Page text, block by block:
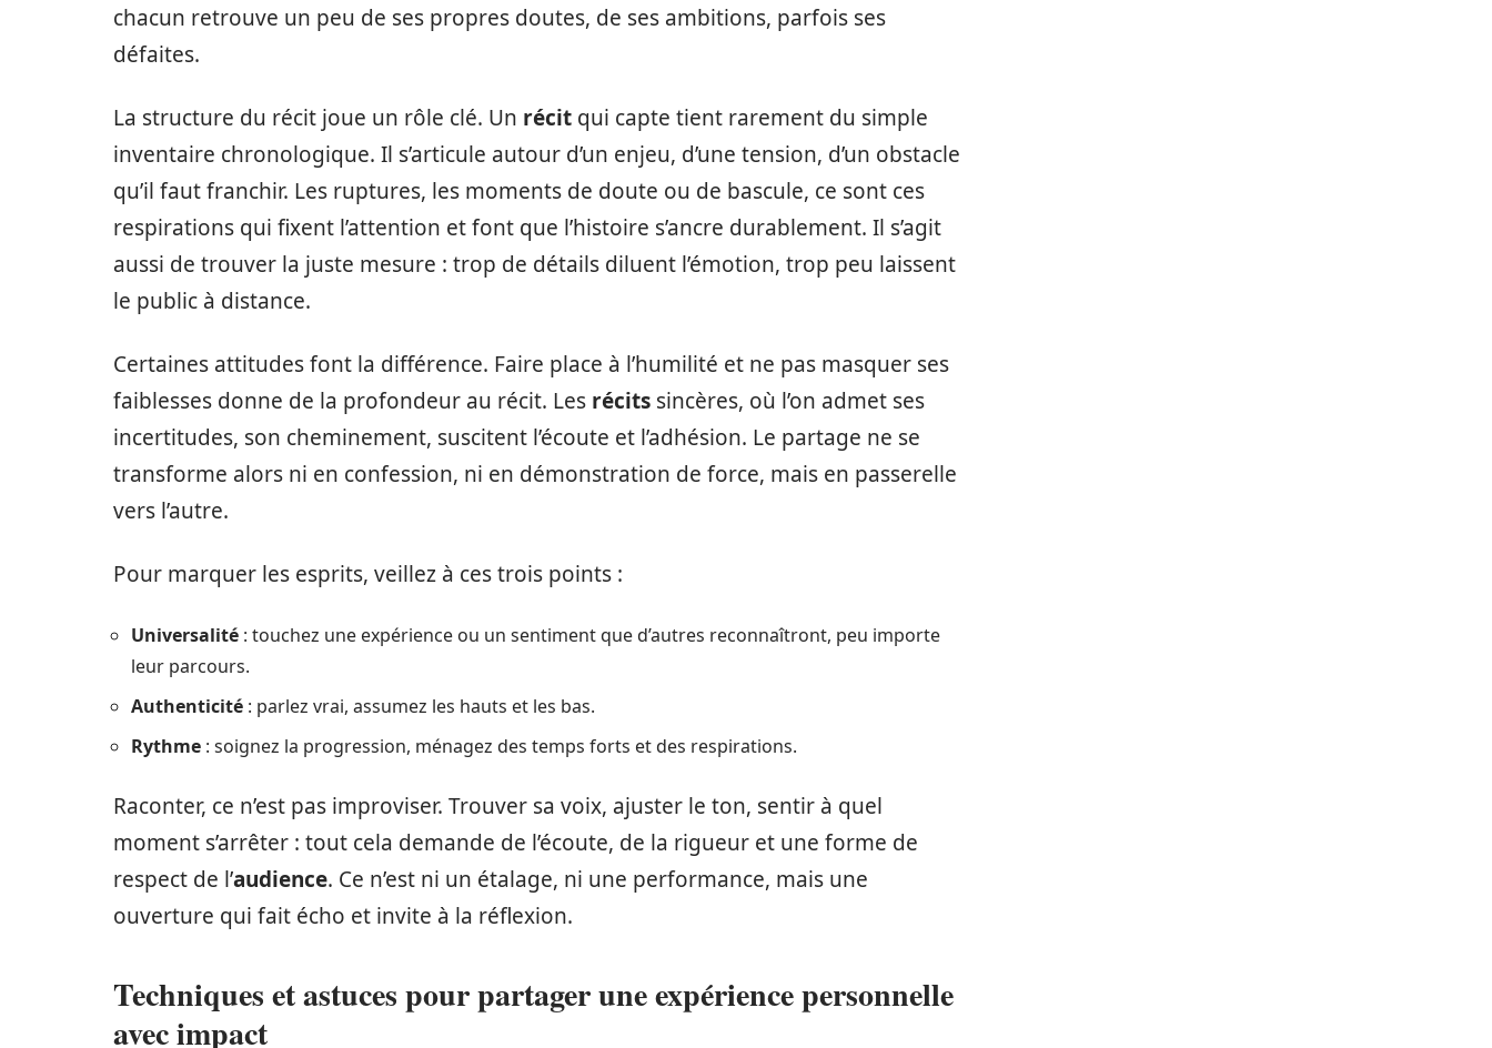
chacun retrouve un peu de ses propres doutes, de ses ambitions, parfois ses
défaites.
La structure du récit joue un rôle clé. Un récit qui capte tient rarement du simple
inventaire chronologique. Il s’articule autour d’un enjeu, d’une tension, d’un obstacle
qu’il faut franchir. Les ruptures, les moments de doute ou de bascule, ce sont ces
respirations qui fixent l’attention et font que l’histoire s’ancre durablement. Il s’agit
aussi de trouver la juste mesure : trop de détails diluent l’émotion, trop peu laissent
le public à distance.
Certaines attitudes font la différence. Faire place à l’humilité et ne pas masquer ses
faiblesses donne de la profondeur au récit. Les récits sincères, où l’on admet ses
incertitudes, son cheminement, suscitent l’écoute et l’adhésion. Le partage ne se
transforme alors ni en confession, ni en démonstration de force, mais en passerelle
vers l’autre.
Pour marquer les esprits, veillez à ces trois points :
Universalité : touchez une expérience ou un sentiment que d’autres reconnaîtront, peu importe
leur parcours.
Authenticité : parlez vrai, assumez les hauts et les bas.
Rythme : soignez la progression, ménagez des temps forts et des respirations.
Raconter, ce n’est pas improviser. Trouver sa voix, ajuster le ton, sentir à quel
moment s’arrêter : tout cela demande de l’écoute, de la rigueur et une forme de
respect de l’audience. Ce n’est ni un étalage, ni une performance, mais une
ouverture qui fait écho et invite à la réflexion.
Techniques et astuces pour partager une expérience personnelle
avec impact